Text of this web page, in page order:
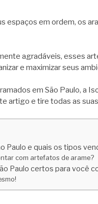
espaços em ordem, os
agradáveis, esses
e maximizar seus
em São Paulo, a
artigo e tire todas as
Paulo e quais os tipos
com artefatos de arame?
Paulo certos para você